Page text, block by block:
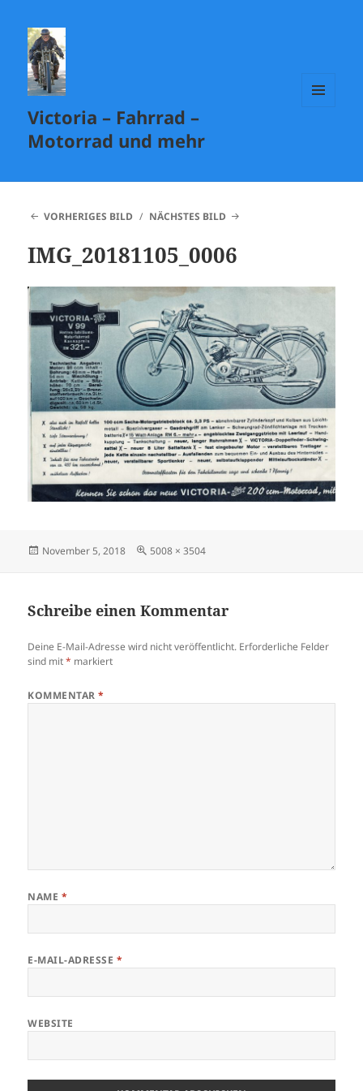
Victoria – Fahrrad –
Motorrad und mehr
VORHERIGES BILD NÄCHSTES BILD
IMG_20181105_0006
Veröffentlicht
November 5, 2018 Originalgröße
5008 × 3504
Schreibe einen Kommentar
Deine E-Mail-Adresse wird nicht veröffentlicht. Erforderliche Felder
sind mit* markiert
KOMMENTAR*
NAME *
E-MAIL-ADRESSE *
WEBSITE